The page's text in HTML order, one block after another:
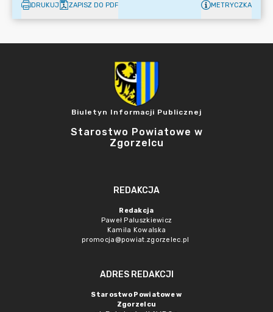
DRUKUJ ZAPISZ DO PDF METRYCZKA
Biuletyn Informacji Publicznej
Starostwo Powiatowe w
Zgorzelcu
REDAKCJA
Redakcja
Paweł Paluszkiewicz
Kamila Kowalska
promocja@powiat.zgorzelec.pl
ADRES REDAKCJI
Starostwo Powiatowe w
Zgorzelcu